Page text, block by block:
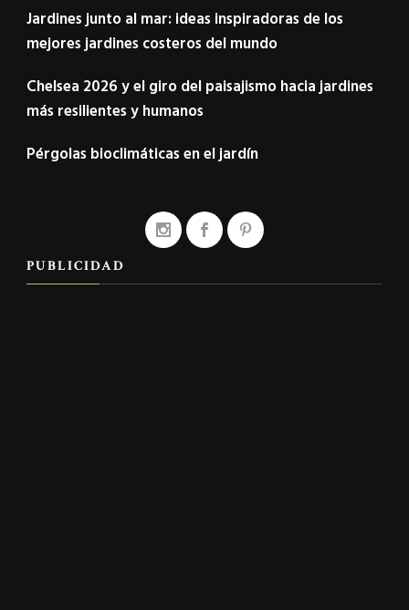
Jardines junto al mar: ideas inspiradoras de los
mejores jardines costeros del mundo
Chelsea 2026 y el giro del paisajismo hacia jardines
más resilientes y humanos
Pérgolas bioclimáticas en el jardín
PUBLICIDAD